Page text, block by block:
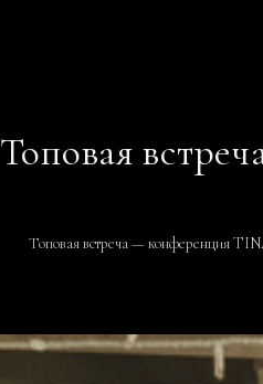
Топовая
Топовая встреча —